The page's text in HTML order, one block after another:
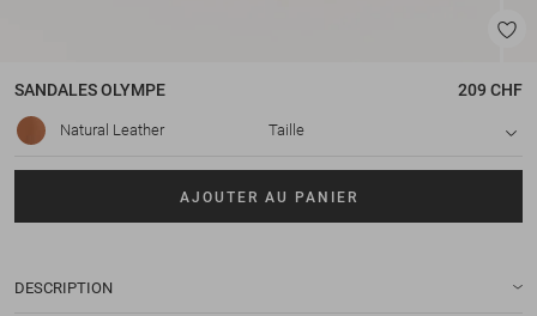
SANDALESOLYMPE 209 CHF
Natural Leather Taille
AJOUTER AU PANIER
DESCRIPTION